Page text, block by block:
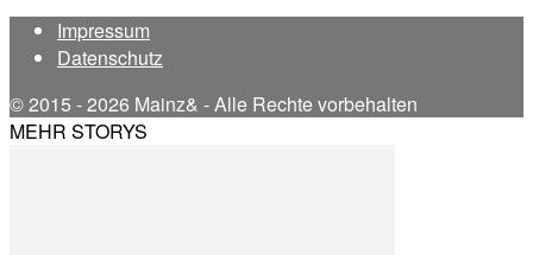
Impressum
Datenschutz
© 2015 - 2026 Mainz& - Alle Rechte vorbehalten
MEHR STORYS